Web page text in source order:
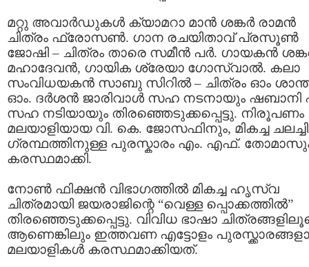
മറ്റു അവാര്‍ഡുകള്‍ ക്യാമറാ മാന്‍ ശങ്കര്‍ രാമന്‍
ചിത്രം ഫ്രോസണ്‍. ഗാന രചയിതാവ്‌ പ്രസൂണ്‍
ജോഷി – ചിത്രം താരെ സമീന്‍ പര്‍. ഗായകന്‍
മഹാദേവന്‍, ഗായിക ശ്രേയാ ഗോസ്വാല്‍. കലാ
സംവിധയകന്‍ സാബു സിറില്‍ – ചിത്രം ഓം
ഓം. ദര്‍ശന്‍ ജാരിവാള്‍ സഹ നടനായും ഷബാനി
സഹ നടിയായും തിരഞ്ഞെടുക്കപ്പെട്ടു. നിരൂപണം
മലയാളിയായ വി. കെ. ജോസഫിനും, മികച്ച
ഗ്രന്ഥത്തിനുള്ള പുരസ്കാരം എം. എഫ്‌.
കരസ്ഥമാക്കി.
നോണ്‍ ഫിക്ഷന്‍ വിഭാഗത്തില്‍ മികച്ച ഹൃസ്വ
ചിത്രമായി ജയരാജിന്റെ “വെള്ള പ്പൊക്കത്തില്‍”
തിരഞ്ഞെടുക്കപ്പെട്ടു. വിവിധ ഭാഷാ
ആണെങ്കിലും ഇത്തവണ എട്ടോളം
മലയാളികള്‍ കരസ്ഥമാക്കിയത്‌.